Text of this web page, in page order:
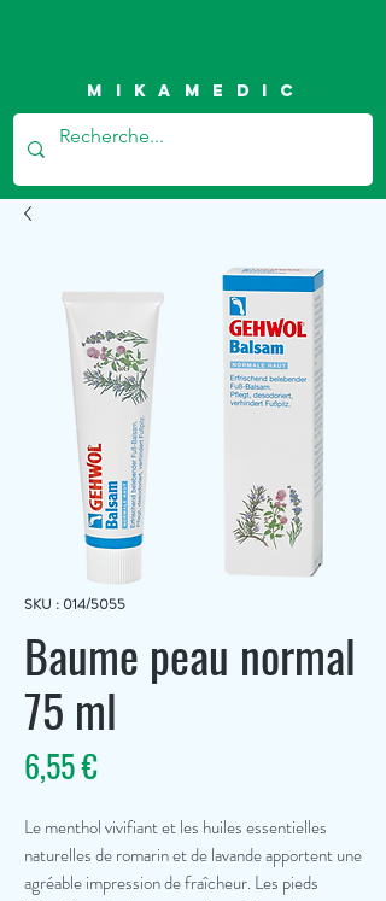
Mikamedic
SKU : 014/5055
Baume peau normal
75 ml
6,55 €Prix
Le menthol vivifiant et les huiles essentielles
naturelles de romarin et de lavande apportent une
agréable impression de fraîcheur. Les pieds